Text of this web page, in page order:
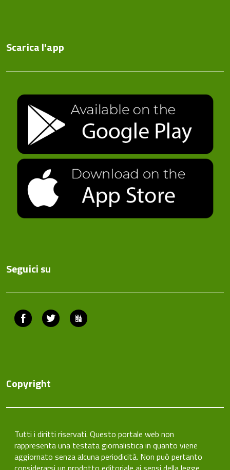
Scarica l'app
Seguici su
Facebook Twitter
Copyright
Tutti i diritti riservati. Questo portale web non
rappresenta una testata giornalistica in quanto viene
aggiornato senza alcuna periodicità. Non può pertanto